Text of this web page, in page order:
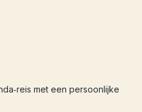
met een persoonlijke